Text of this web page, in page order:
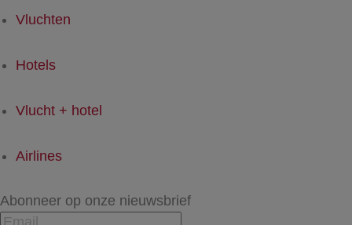
Vluchten
Hotels
Vlucht + hotel
Airlines
Abonneer op onze nieuwsbrief